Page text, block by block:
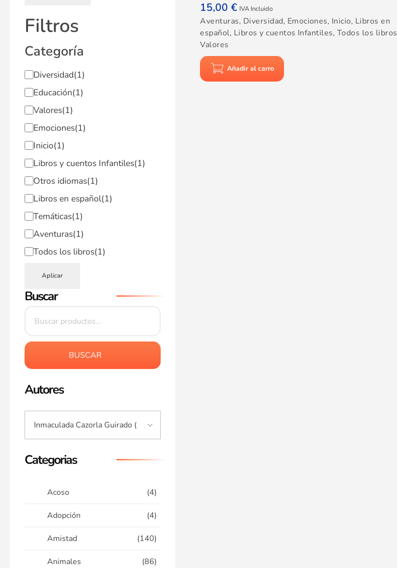
Filtros
Categoría
Diversidad(1)
Educación(1)
Valores(1)
Emociones(1)
Inicio(1)
Libros y cuentos Infantiles(1)
Otros idiomas(1)
Libros en español(1)
Temáticas(1)
Aventuras(1)
Todos los libros(1)
Aplicar
Buscar
BUSCAR
Autores
Categorias
Acoso (4)
Adopción (4)
Amistad (140)
Animales (86)
15,00€ IVA Incluido
Aventuras, Diversidad, Emociones, Inicio, Libros en
español, Libros y cuentos Infantiles, Todos los libros
Valores
Añadir al carro